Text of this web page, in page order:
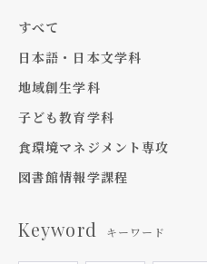
すべて
日本語・日本文学科
地域創生学科
子ども教育学科
食環境マネジメント専攻
図書館情報学課程
Keyword キーワード